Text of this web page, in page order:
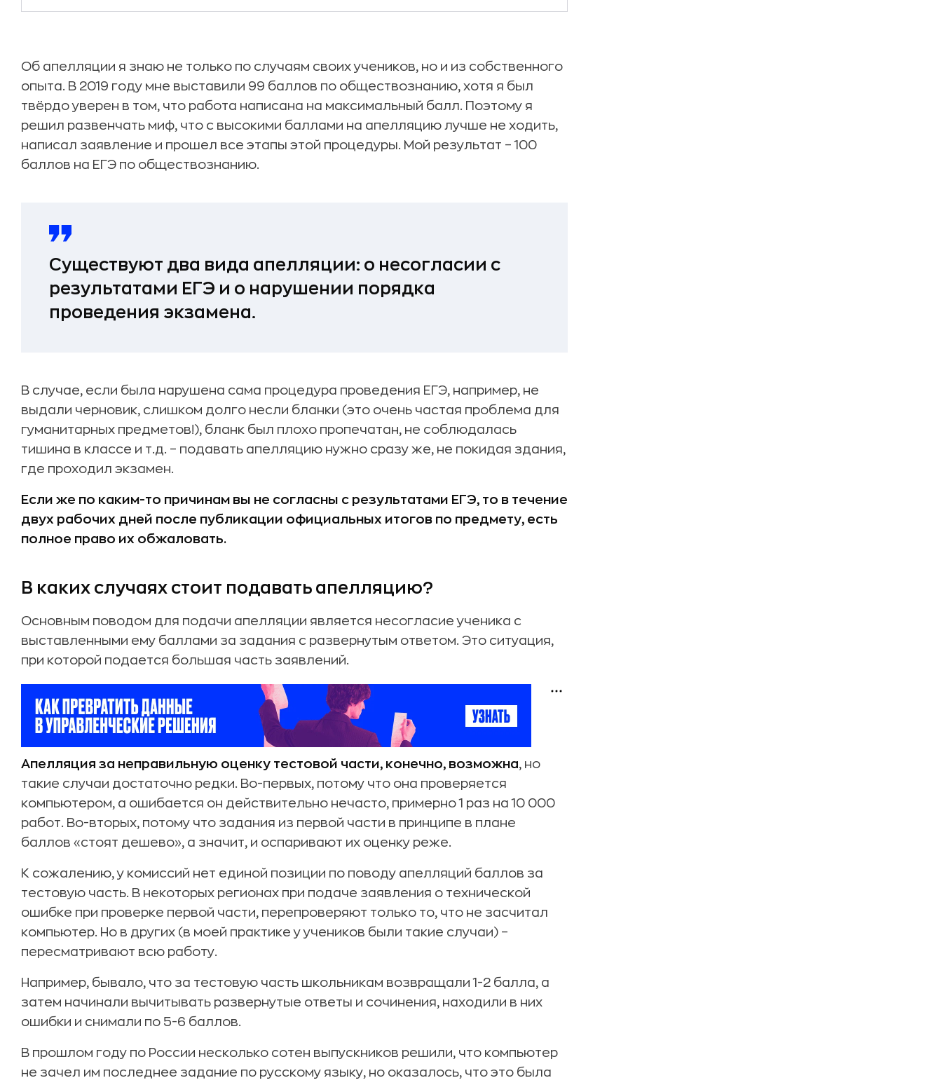
Об апелляции я знаю не только по случаям своих учеников, но и из собственного
опыта. В 2019 году мне выставили 99 баллов по обществознанию, хотя я был
твёрдо уверен в том, что работа написана на максимальный балл. Поэтому я
решил развенчать миф, что с высокими баллами на апелляцию лучше не ходить,
написал заявление и прошел все этапы этой процедуры. Мой результат – 100
баллов на ЕГЭ по обществознанию.
Существуют два вида апелляции: о несогласии с
результатами ЕГЭ и о нарушении порядка
проведения экзамена.
В случае, если была нарушена сама процедура проведения ЕГЭ, например, не
выдали черновик, слишком долго несли бланки (это очень частая проблема для
гуманитарных предметов!), бланк был плохо пропечатан, не соблюдалась
тишина в классе и т.д. – подавать апелляцию нужно сразу же, не покидая здания,
где проходил экзамен.
Если же по каким-то причинам вы не согласны с результатами ЕГЭ, то в течение
двух рабочих дней после публикации официальных итогов по предмету, есть
полное право их обжаловать.
В каких случаях стоит подавать апелляцию?
Основным поводом для подачи апелляции является несогласие ученика с
выставленными ему баллами за задания с развернутым ответом. Это ситуация,
при которой подается большая часть заявлений.
Апелляция за неправильную оценку тестовой части, конечно, возможна, но
такие случаи достаточно редки. Во-первых, потому что она проверяется
компьютером, а ошибается он действительно нечасто, примерно 1 раз на 10 000
работ. Во-вторых, потому что задания из первой части в принципе в плане
баллов «стоят дешево», а значит, и оспаривают их оценку реже.
К сожалению, у комиссий нет единой позиции по поводу апелляций баллов за
тестовую часть. В некоторых регионах при подаче заявления о технической
ошибке при проверке первой части, перепроверяют только то, что не засчитал
компьютер. Но в других (в моей практике у учеников были такие случаи) –
пересматривают всю работу.
Например, бывало, что за тестовую часть школьникам возвращали 1-2 балла, а
затем начинали вычитывать развернутые ответы и сочинения, находили в них
ошибки и снимали по 5-6 баллов.
В прошлом году по России несколько сотен выпускников решили, что компьютер
не зачел им последнее задание по русскому языку, но оказалось, что это была